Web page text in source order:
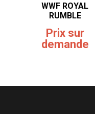
WWF ROYAL
RUMBLE
Prix sur
demande